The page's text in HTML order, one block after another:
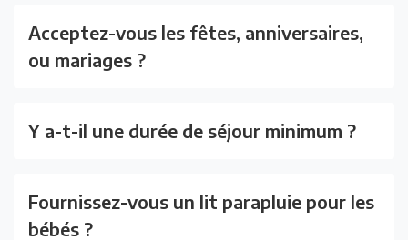
Acceptez-vous les fêtes, anniversaires,
ou mariages ?
Y a-t-il une durée de séjour minimum ?
Fournissez-vous un lit parapluie pour les
bébés ?